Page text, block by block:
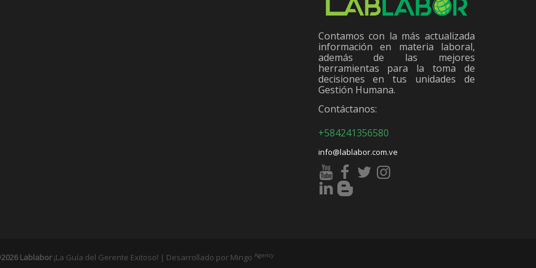
Contamos con la más actualizada
información en materia laboral,
además de las mejores
herramientas para la toma de
decisiones en tus unidades de
Gestión Humana.
Contáctanos:
+584241356580
info@lablabor.com.ve
Lablabor ¡La Guía del Gerente Exitoso! | Desarrollado por Mingo Agency